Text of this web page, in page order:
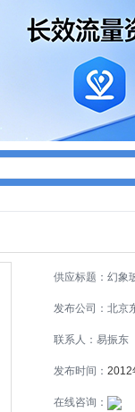
供应标题：幻象
发布公司：北京
限公司联系人：易振东
发布时间： 2012
在线咨询：